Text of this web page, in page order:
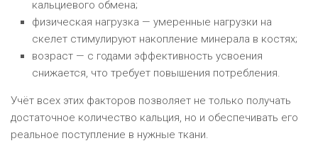
кальциевого обмена;
физическая нагрузка — умеренные нагрузки на
скелет стимулируют накопление минерала в костях;
возраст — с годами эффективность усвоения
снижается, что требует повышения потребления.
Учёт всех этих факторов позволяет не только получать
достаточное количество кальция, но и обеспечивать его
реальное поступление в нужные ткани.